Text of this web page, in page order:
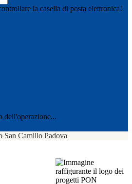
la casella di posta elettronica!
dell'operazione...